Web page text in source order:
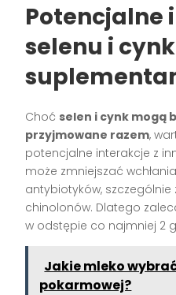
Potencjalne
selenu i
Choć selen i cynk mogą
przyjmowane razem,
potencjalne interakcje z
może zmniejszać
antybiotyków, szczególnie
chinolonów. Dlatego
w odstępie co najmniej 2
Jakie mleko
pokarmowej?